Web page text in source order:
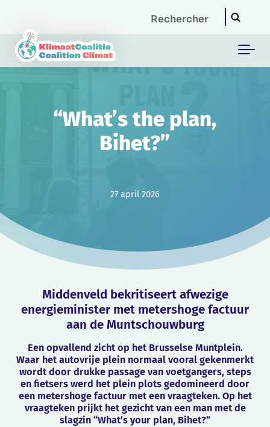
“What’s the plan,
Bihet?”
27 april 2026
Middenveld bekritiseert afwezige
energieminister met metershoge factuur
aan de Muntschouwburg
Een opvallend zicht op het Brusselse Muntplein.
Waar het autovrije plein normaal vooral gekenmerkt
wordt door drukke passage van voetgangers, steps
en fietsers werd het plein plots gedomineerd door
een metershoge factuur met een vraagteken. Op het
vraagteken prijkt het gezicht van een man met de
slagzin “What’s your plan, Bihet?”